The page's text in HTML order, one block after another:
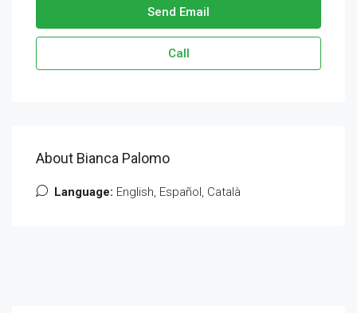
Send Email
Call
About Bianca Palomo
Language: English, Español, Català